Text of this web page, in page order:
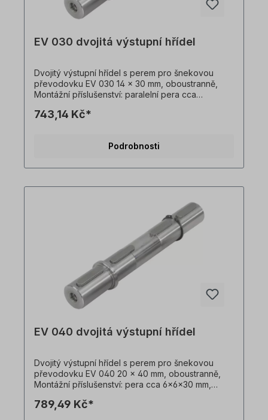
EV 030 dvojitá výstupní hřídel
Dvojitý výstupní hřídel s perem pro šnekovou
převodovku EV 030 14 x 30 mm, oboustranně,
Montážní příslušenství: paralelní pera cca
kroužek GN35.2014,5-2018-2,9 Všechny
informaceTato pohonná jednotka je vyrobena na
není možné!Všechny fotografie produktů jsou
743,14 Kč*
Podrobnosti
EV 040 dvojitá výstupní hřídel
Dvojitý výstupní hřídel s perem pro šnekovou
převodovku EV 040 20 x 40 mm, oboustranně,
Montážní příslušenství: pera cca 6x6x30 mm,
výrobků jsou nezávazné příklady! Technické
789,49 Kč*